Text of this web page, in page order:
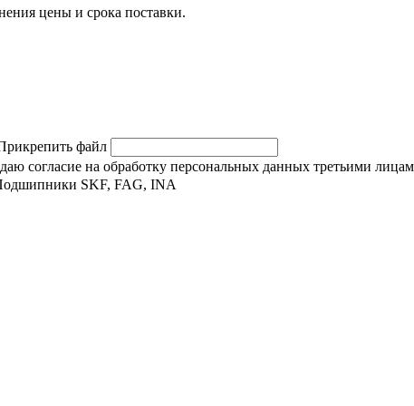
цены и срока поставки.
файл
согласие на обработку персональных данных третьими